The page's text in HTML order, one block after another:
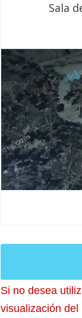
Sala
Si no desea
visualización